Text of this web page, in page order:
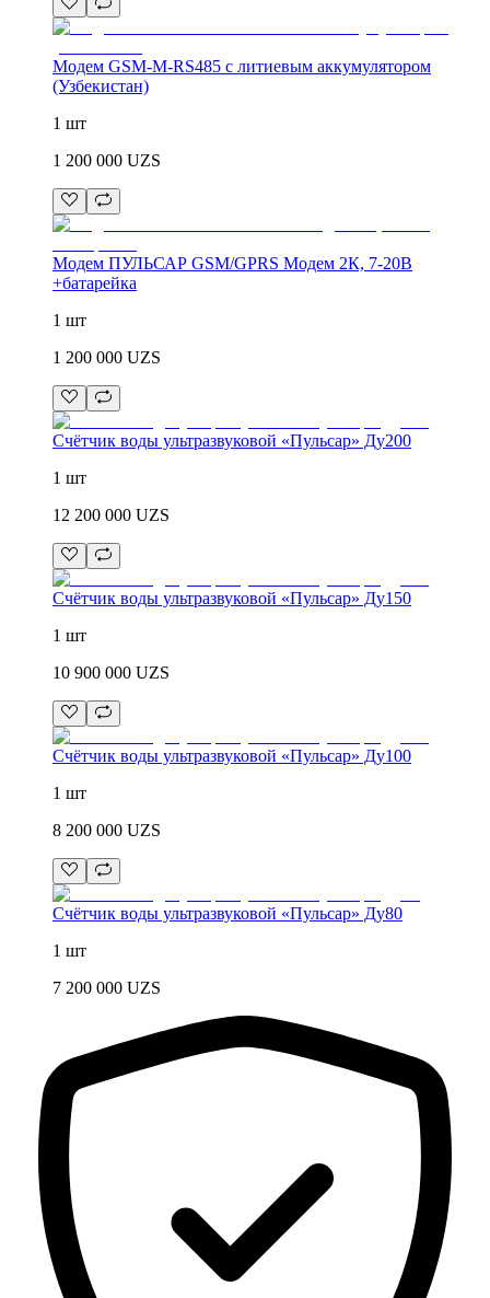
Модем GSM-M-RS485 с литиевым аккумулятором
(Узбекистан)
1 шт
1 200 000 UZS
Модем ПУЛЬСАР GSM/GPRS Модем 2К, 7-20В
+батарейка
1 шт
1 200 000 UZS
Счётчик воды ультразвуковой «Пульсар» Ду200
1 шт
12 200 000 UZS
Счётчик воды ультразвуковой «Пульсар» Ду150
1 шт
10 900 000 UZS
Счётчик воды ультразвуковой «Пульсар» Ду100
1 шт
8 200 000 UZS
Счётчик воды ультразвуковой «Пульсар» Ду80
1 шт
7 200 000 UZS